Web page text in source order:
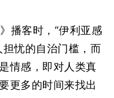
播客时，“伊利亚感
忧的自治门槛，而
情感，即对人类真
更多的时间来找出